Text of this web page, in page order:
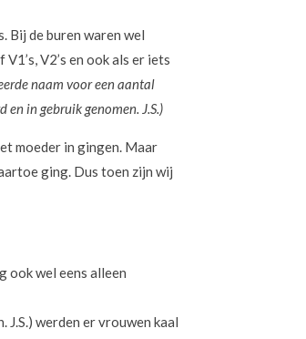
Bij de buren waren wel
V2’s en ook als er iets
naam voor een aantal
en in gebruik genomen. J.S.)
moeder in gingen. Maar
ging. Dus toen zijn wij
ook wel eens alleen
werden er vrouwen kaal